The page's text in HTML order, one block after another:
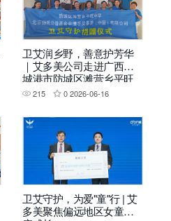
卫艾润乡野，善意护芳华
｜艾多美公司走进广西防
城港市防城区滩营乡平旺
中学 ，守护乡村女童成长
215 0 2026-06-16
卫艾守护，为爱"童"行 | 艾
多美聚焦偏远地区女童健